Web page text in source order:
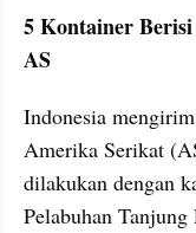
5 Kontainer
AS
Indonesia
Amerika Serikat
dilakukan dengan
Pelabuhan